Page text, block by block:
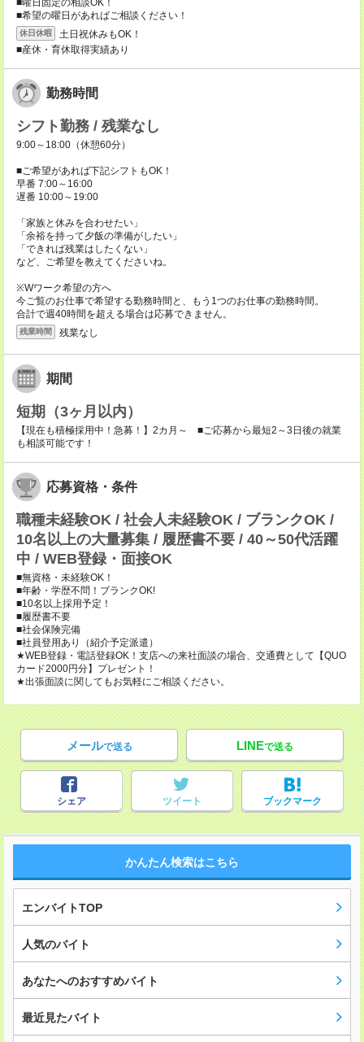
■曜日固定の相談OK！
■希望の曜日があればご相談ください！
休日休暇
土日祝休みもOK！
■産休・育休取得実績あり
勤務時間
シフト勤務 / 残業なし
9:00～18:00（休憩60分）
■ご希望があれば下記シフトもOK！
早番 7:00～16:00
遅番 10:00～19:00
「家族と休みを合わせたい」
「余裕を持って夕飯の準備がしたい」
「できれば残業はしたくない」
など、ご希望を教えてくださいね。
※Wワーク希望の方へ
今ご覧のお仕事で希望する勤務時間と、もう1つのお仕事の勤務時間。
合計で週40時間を超える場合は応募できません。
残業時間 残業なし
期間
短期（3ヶ月以内）
【現在も積極採用中！急募！】2カ月～ ■ご応募から最短2～3日後の就業
も相談可能です！
応募資格・条件
職種未経験OK / 社会人未経験OK / ブランクOK /
10名以上の大量募集 / 履歴書不要 / 40～50代活躍
中 / WEB登録・面接OK
■無資格・未経験OK！
■年齢・学歴不問！ブランクOK!
■10名以上採用予定！
■履歴書不要
■社会保険完備
■社員登用あり（紹介予定派遣）
★WEB登録・電話登録OK！支店への来社面談の場合、交通費として【QUO
カード2000円分】プレゼント！
★出張面談に関してもお気軽にご相談ください。
メールで送る LINEで送る
シェア ツイート ブックマーク
かんたん検索はこちら
エンバイトTOP
人気のバイト
あなたへのおすすめバイト
最近見たバイト